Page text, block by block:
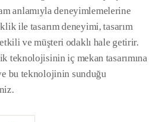
anlamıyla deneyimlemelerine
ile tasarım deneyimi, tasarım
ve müşteri odaklı hale getirir.
teknolojisinin iç mekan tasarımına
bu teknolojinin sunduğu